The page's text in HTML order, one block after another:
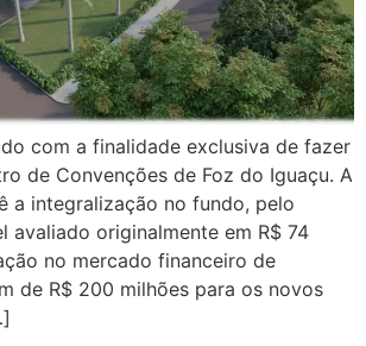
com a finalidade exclusiva de fazer
de Convenções de Foz do Iguaçu. A
a integralização no fundo, pelo
avaliado originalmente em R$ 74
no mercado financeiro de
de R$ 200 milhões para os novos